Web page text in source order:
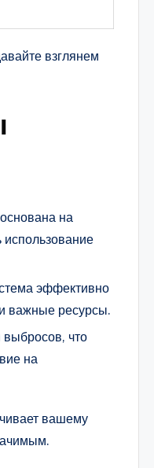
взглянем
на
эффективно
важные ресурсы.
что
на
вашему